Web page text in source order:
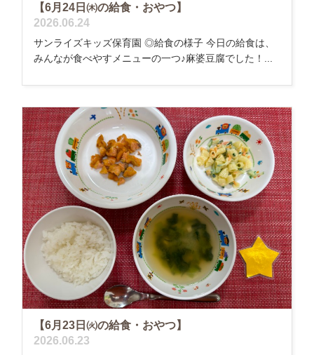
【6月24日㈭の給食・おやつ】
2026.06.24
サンライズキッズ保育園 ◎給食の様子 今日の給食は、
みんなが食べやすメニューの一つ♪麻婆豆腐でした！...
【6月23日㈫の給食・おやつ】
2026.06.23